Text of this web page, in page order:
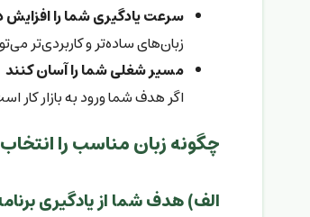
سرعت یادگیری شما را
زبان‌های ساده‌تر و کاربردی‌تر
مسیر شغلی شما را آسان کنند
اگر هدف شما ورود به بازار
چگونه زبان مناسب را
الف) هدف شما از یادگیری